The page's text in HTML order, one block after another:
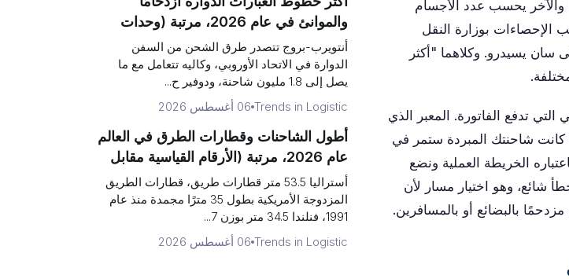
والآخر يحسب عدد الأجسام
الإحصاءات بوزارة النقل
سان يسيدرو. وكلاهما "أكثر
تدفع الفاتورة. المعبر الذي
كانت شاحنتك المبردة ستمر في
الخريطة العملية ونضع
شائع، وهو اختيار مسار لأن
بالبضائع أو بالمسافرين.
والموانئ في عام 2026، مرتبة (وحدات
مقابل الحمولة)
أنتويرب-بروج تتصدر طرق الشحن من السفن
الدوارة في الاتحاد الأوروبي، وكاليه تتعامل مع ما
يصل إلى 1.8 مليون شاحنة، ودوفير ح...
Trends in Logistic 06 أغسطس 2026
أطول الشاحنات وقطارات الطرق في العالم
عام 2026، مرتبة (الأرقام القياسية مقابل
الحدود القانونية)أستراليا 53.5 متر قطارات طريق، قطارات الطريق
المزدوجة الأمريكية بطول 35 مترًا مجمدة منذ عام
1991، فنلندا 34.5 متر بوزن 7...
Trends in Logistic 06 أغسطس 2026